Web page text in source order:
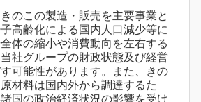
のこの製造・販売を主要事業と
高齢化による国内人口減少等に
体の縮小や消費動向を左右する
社グループの財政状態及び経営
可能性があります。また、きの
材料は国内外から調達するた
国の政治経済状況の影響を受け